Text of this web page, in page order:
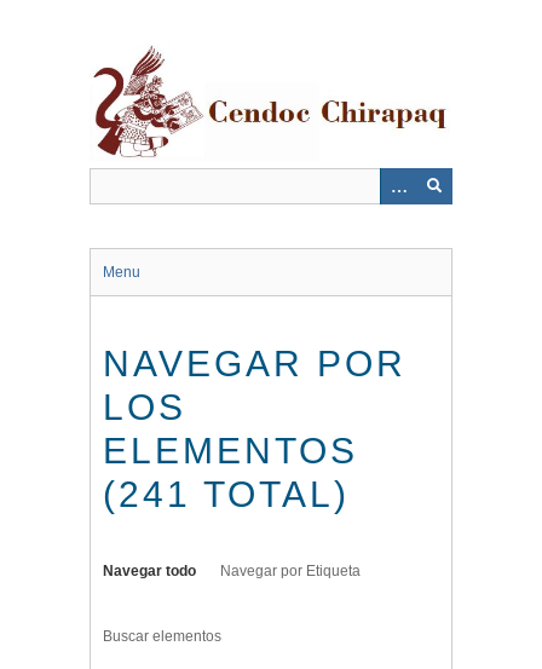
Menu
NAVEGAR POR
LOS
ELEMENTOS
(241 TOTAL)
Navegar todo Navegar por Etiqueta
Buscar elementos